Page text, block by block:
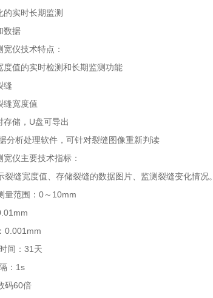
的实时长期监测
数据
仪技术特点：
度值的实时检测和长期监测功能
缝
缝宽度值
存储，U盘可导出
分析处理软件，可针对裂缝图像重新判读
仪主要技术指标：
裂缝宽度值、存储裂缝的数据图片、监测裂缝变化情况。
量范围：0～10mm
0.001mm
间：31天
：1s
码60倍